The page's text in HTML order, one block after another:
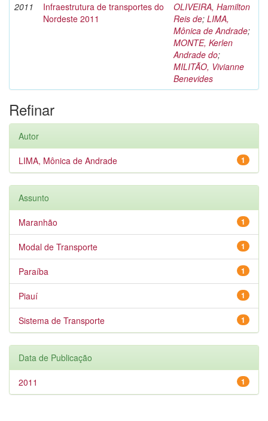
2011
Infraestrutura de transportes do
Nordeste 2011
OLIVEIRA, Hamilton
Reis de; LIMA,
Mônica de Andrade;
MONTE, Kerlen
Andrade do;
MILITÃO, Vivianne
Benevides
Refinar
Autor
1
LIMA, Mônica de Andrade
Assunto
1
Maranhão
1
Modal de Transporte
1
Paraíba
1
Piauí
1
Sistema de Transporte
Data de Publicação
1
2011